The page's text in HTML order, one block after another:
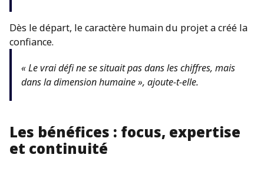
Dès le départ, le caractère humain du projet a créé la
confiance.
« Le vrai défi ne se situait pas dans les chiffres, mais
dans la dimension humaine », ajoute-t-elle.
Les bénéfices : focus, expertise
et continuité